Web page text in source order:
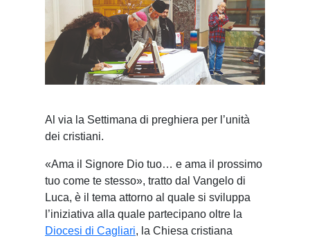
Al via la Settimana di preghiera per l’unità
dei cristiani.
«Ama il Signore Dio tuo… e ama il prossimo
tuo come te stesso», tratto dal Vangelo di
Luca, è il tema attorno al quale si sviluppa
l’iniziativa alla quale partecipano oltre la
Diocesi di Cagliari, la Chiesa cristiana